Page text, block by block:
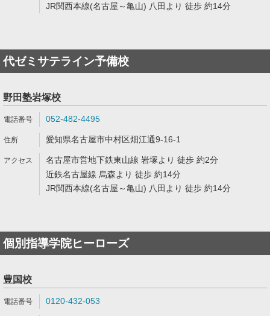
JR関西本線(名古屋～亀山) 八田より 徒歩 約14分
代ゼミサテライン予備校
野田塾岩塚校
052-482-4495
愛知県名古屋市中村区畑江通9-16-1
名古屋市営地下鉄東山線 岩塚より 徒歩 約2分
近鉄名古屋線 烏森より 徒歩 約14分
JR関西本線(名古屋～亀山) 八田より 徒歩 約14分
個別指導学院ヒーローズ
豊国校
0120-432-053